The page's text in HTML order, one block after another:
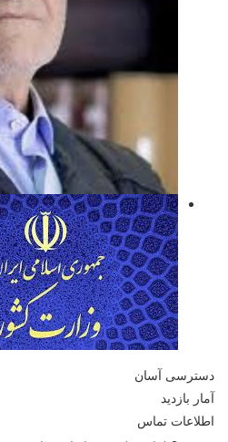
دسترسی آسان
آمار بازدید
اطلاعات تماس